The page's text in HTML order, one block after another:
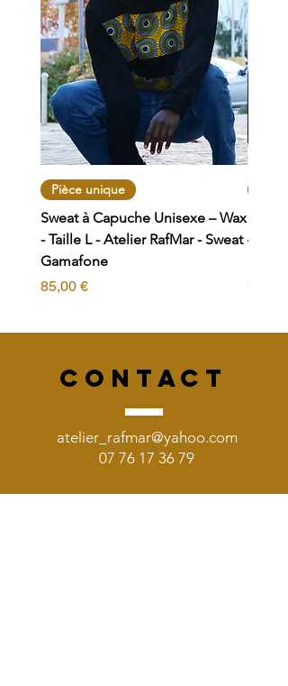
Pièce unique
Sweat à Capuche Unisexe – Wax
- Taille L - Atelier RafMar - Sweat
Gamafone
Prix
85,00 €
–
Prix
95,00 €
CONTACT
atelier_rafmar@yahoo.com
07 76 17 36 79